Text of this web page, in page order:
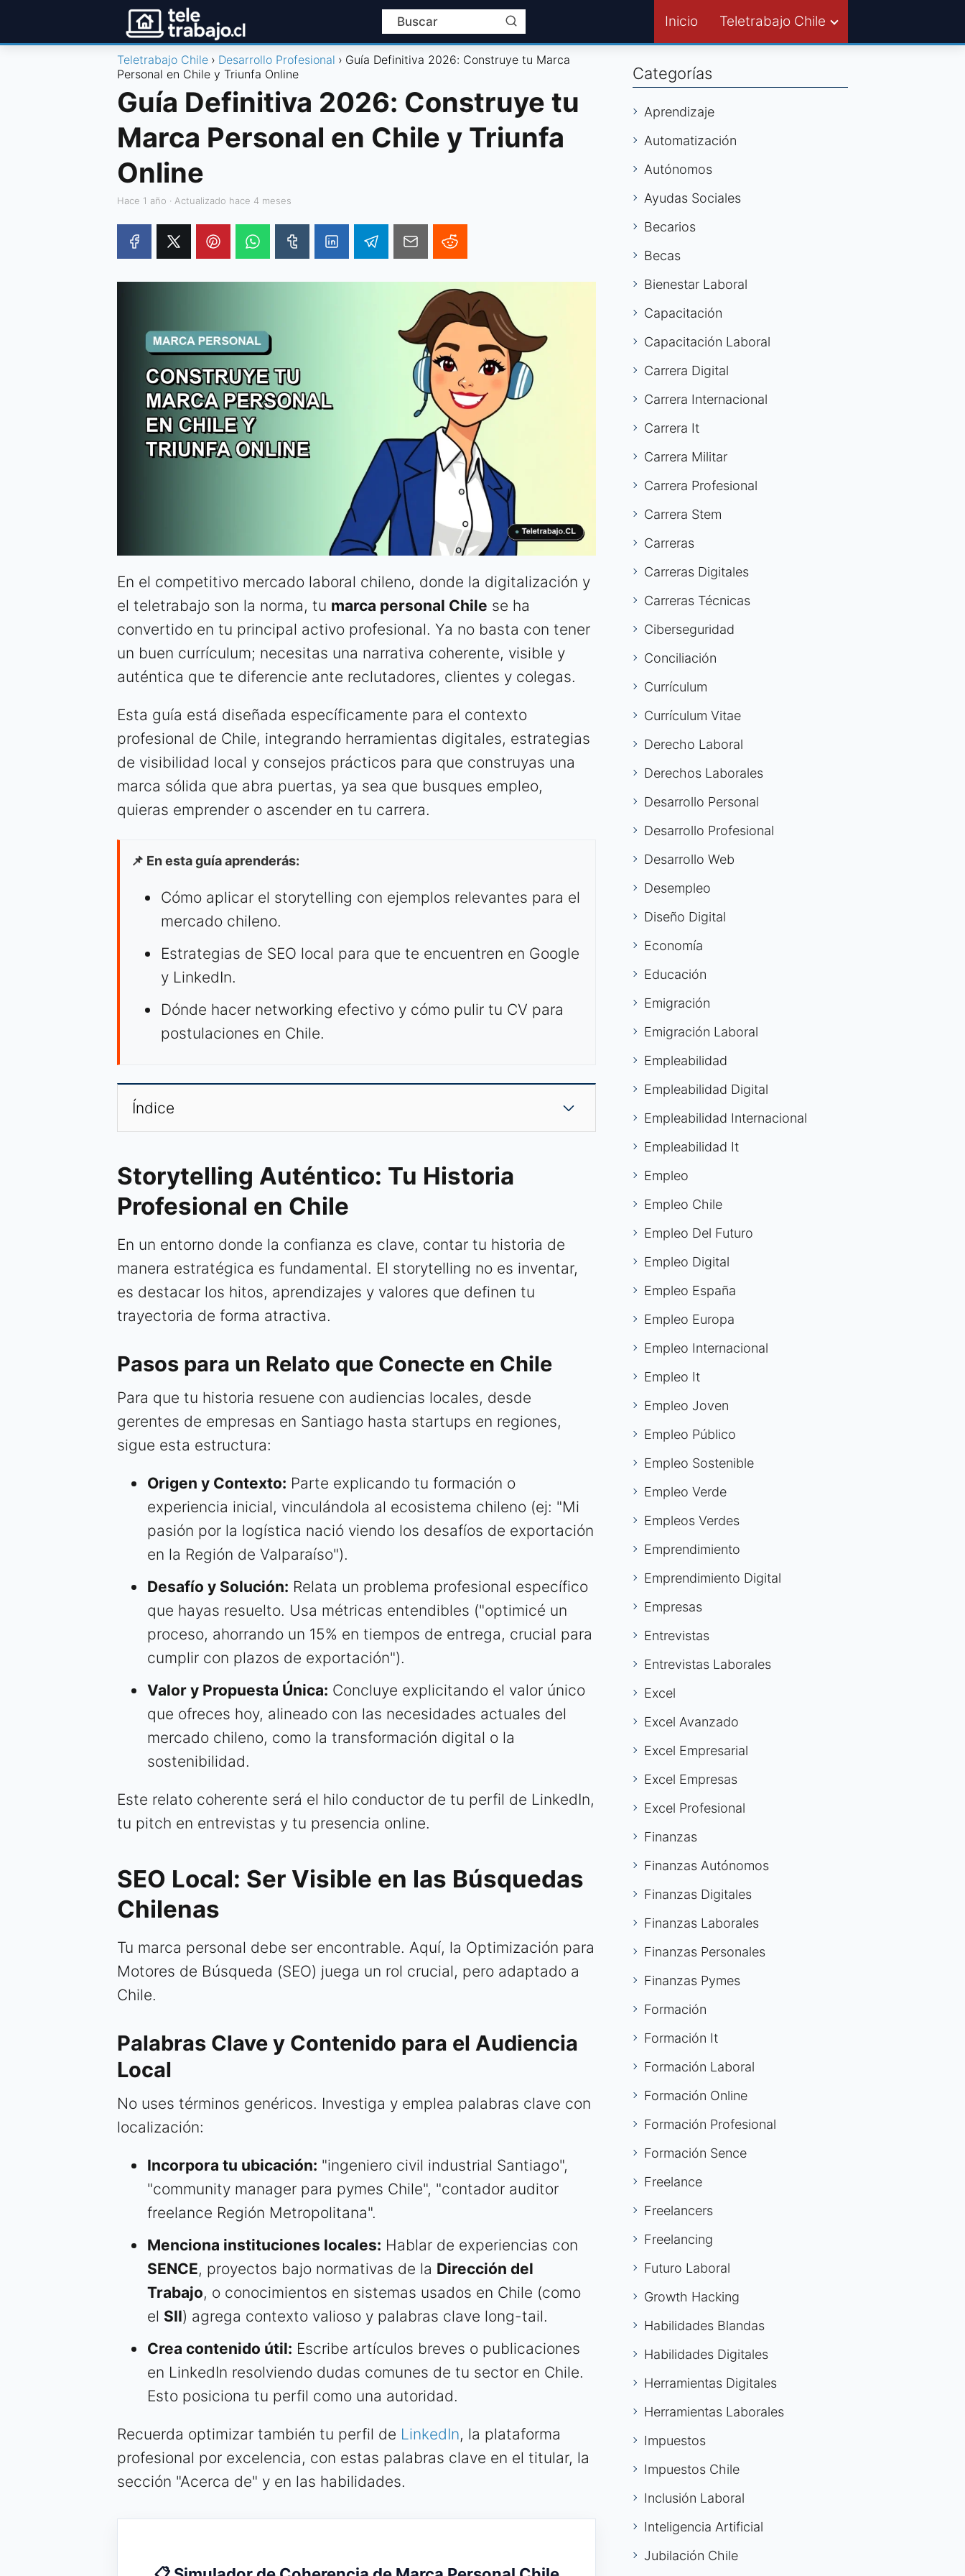
Inicio Teletrabajo Chile
Teletrabajo Chile Desarrollo Profesional
Guía Definitiva 2026: Construye tu Marca
Personal en Chile y Triunfa Online
Guía Definitiva 2026: Construye tu
Marca Personal en Chile y Triunfa
Online
hace 1 año · Actualizado hace 4 meses
En el competitivo mercado laboral chileno, donde la digitalización y
el teletrabajo son la norma, tu marca personal Chile se ha
convertido en tu principal activo profesional. Ya no basta con tener
un buen currículum; necesitas una narrativa coherente, visible y
auténtica que te diferencie ante reclutadores, clientes y colegas.
Esta guía está diseñada específicamente para el contexto
profesional de Chile, integrando herramientas digitales, estrategias
de visibilidad local y consejos prácticos para que construyas una
marca sólida que abra puertas, ya sea que busques empleo,
quieras emprender o ascender en tu carrera.
📌 En esta guía aprenderás:
Cómo aplicar el storytelling con ejemplos relevantes para el
mercado chileno.
Estrategias de SEO local para que te encuentren en Google
y LinkedIn.
Dónde hacer networking efectivo y cómo pulir tu CV para
postulaciones en Chile.
Índice
Storytelling Auténtico: Tu Historia
Profesional en Chile
En un entorno donde la confianza es clave, contar tu historia de
manera estratégica es fundamental. El storytelling no es inventar,
es destacar los hitos, aprendizajes y valores que definen tu
trayectoria de forma atractiva.
Pasos para un Relato que Conecte en Chile
Para que tu historia resuene con audiencias locales, desde
gerentes de empresas en Santiago hasta startups en regiones,
sigue esta estructura:
Origen y Contexto: Parte explicando tu formación o
experiencia inicial, vinculándola al ecosistema chileno (ej: "Mi
pasión por la logística nació viendo los desafíos de exportación
en la Región de Valparaíso").
Desafío y Solución: Relata un problema profesional específico
que hayas resuelto. Usa métricas entendibles ("optimicé un
proceso, ahorrando un 15% en tiempos de entrega, crucial para
cumplir con plazos de exportación").
Valor y Propuesta Única: Concluye explicitando el valor único
que ofreces hoy, alineado con las necesidades actuales del
mercado chileno, como la transformación digital o la
sostenibilidad.
Este relato coherente será el hilo conductor de tu perfil de LinkedIn,
tu pitch en entrevistas y tu presencia online.
SEO Local: Ser Visible en las Búsquedas
Chilenas
Tu marca personal debe ser encontrable. Aquí, la Optimización para
Motores de Búsqueda (SEO) juega un rol crucial, pero adaptado a
Chile.
Palabras Clave y Contenido para el Audiencia
Local
No uses términos genéricos. Investiga y emplea palabras clave con
localización:
Incorpora tu ubicación: "ingeniero civil industrial Santiago",
"community manager para pymes Chile", "contador auditor
freelance Región Metropolitana".
Menciona instituciones locales: Hablar de experiencias con
SENCE, proyectos bajo normativas de la Dirección del
Trabajo, o conocimientos en sistemas usados en Chile (como
el SII) agrega contexto valioso y palabras clave long-tail.
Crea contenido útil: Escribe artículos breves o publicaciones
en LinkedIn resolviendo dudas comunes de tu sector en Chile.
Esto posiciona tu perfil como una autoridad.
Recuerda optimizar también tu perfil de LinkedIn, la plataforma
profesional por excelencia, con estas palabras clave en el titular, la
sección "Acerca de" y en las habilidades.
Categorías
Aprendizaje
Automatización
Autónomos
Ayudas Sociales
Becarios
Becas
Bienestar Laboral
Capacitación
Capacitación Laboral
Carrera Digital
Carrera Internacional
Carrera It
Carrera Militar
Carrera Profesional
Carrera Stem
Carreras
Carreras Digitales
Carreras Técnicas
Ciberseguridad
Conciliación
Currículum
Currículum Vitae
Derecho Laboral
Derechos Laborales
Desarrollo Personal
Desarrollo Profesional
Desarrollo Web
Desempleo
Diseño Digital
Economía
Educación
Emigración
Emigración Laboral
Empleabilidad
Empleabilidad Digital
Empleabilidad Internacional
Empleabilidad It
Empleo
Empleo Chile
Empleo Del Futuro
Empleo Digital
Empleo España
Empleo Europa
Empleo Internacional
Empleo It
Empleo Joven
Empleo Público
Empleo Sostenible
Empleo Verde
Empleos Verdes
Emprendimiento
Emprendimiento Digital
Empresas
Entrevistas
Entrevistas Laborales
Excel
Excel Avanzado
Excel Empresarial
Excel Empresas
Excel Profesional
Finanzas
Finanzas Autónomos
Finanzas Digitales
Finanzas Laborales
Finanzas Personales
Finanzas Pymes
Formación
Formación It
Formación Laboral
Formación Online
Formación Profesional
Formación Sence
Freelance
Freelancers
Freelancing
Futuro Laboral
Growth Hacking
Habilidades Blandas
Habilidades Digitales
Herramientas Digitales
Herramientas Laborales
Impuestos
Impuestos Chile
Inclusión Laboral
Inteligencia Artificial
Jubilación Chile